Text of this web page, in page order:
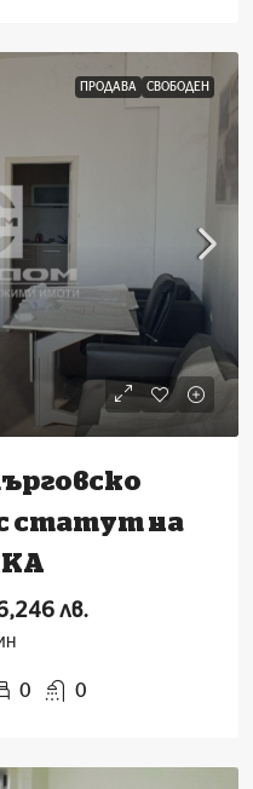
ПРОДАВА СВОБОДЕН
статут на
лв.
0 0